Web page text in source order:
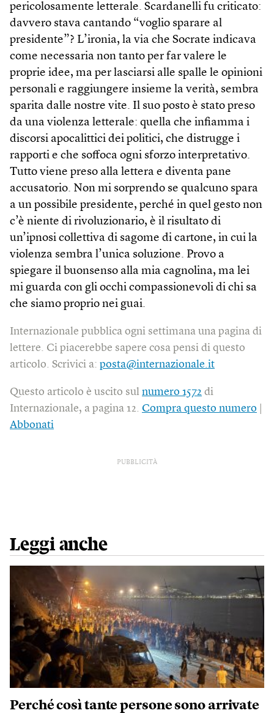
pericolosamente letterale. Scardanelli fu criticato:
davvero stava cantando “voglio sparare al
presidente”? L’ironia, la via che Socrate indicava
come necessaria non tanto per far valere le
proprie idee, ma per lasciarsi alle spalle le opinioni
personali e raggiungere insieme la verità, sembra
sparita dalle nostre vite. Il suo posto è stato preso
da una violenza letterale: quella che infiamma i
discorsi apocalittici dei politici, che distrugge i
rapporti e che soffoca ogni sforzo interpretativo.
Tutto viene preso alla lettera e diventa pane
accusatorio. Non mi sorprendo se qualcuno spara
a un possibile presidente, perché in quel gesto non
c’è niente di rivoluzionario, è il risultato di
un’ipnosi collettiva di sagome di cartone, in cui la
violenza sembra l’unica soluzione. Provo a
spiegare il buonsenso alla mia cagnolina, ma lei
mi guarda con gli occhi compassionevoli di chi sa
che siamo proprio nei guai.
Internazionale pubblica ogni settimana una pagina di
lettere. Ci piacerebbe sapere cosa pensi di questo
articolo. Scrivici a: posta@internazionale.it
Questo articolo è uscito sul numero 1572 di
Internazionale, a pagina 12. Compra questo numero
Abbonati
PUBBLICITÀ
Leggi anche
Perché così tante persone sono arrivate